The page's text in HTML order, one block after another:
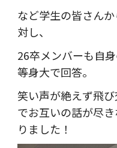
など学生の皆さん
対し、
26卒メンバーも自
等身大で回答。
笑い声が絶えず飛
でお互いの話が尽
りました！